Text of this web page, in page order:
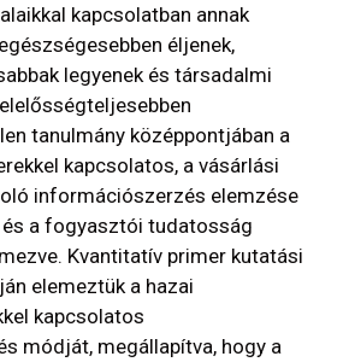
kapcsolatban annak
éljenek,
legyenek és társadalmi
tanulmány középpontjában a
kapcsolatos, a vásárlási
információszerzés elemzése
a fogyasztói tudatosság
Kvantitatív primer kutatási
elemeztük a hazai
kapcsolatos
módját, megállapítva, hogy a